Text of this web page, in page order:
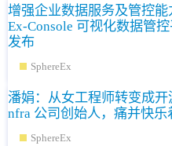
增强企业数据服务及管控能
Ex-Console 可视化数据管
发布
SphereEx
潘娟：从女工程师转变成开
nfra 公司创始人，痛并快乐
SphereEx